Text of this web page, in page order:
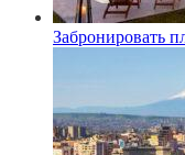
Забронировать